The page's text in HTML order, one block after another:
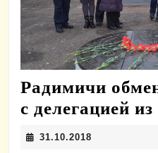
Радимичи
с делегацией
31.10.2018